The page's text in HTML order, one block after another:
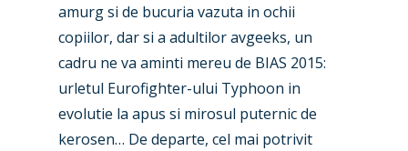
amurg si de bucuria vazuta in ochii
copiilor, dar si a adultilor avgeeks, un
cadru ne va aminti mereu de BIAS 2015:
urletul Eurofighter-ului Typhoon in
evolutie la apus si mirosul puternic de
kerosen… De departe, cel mai potrivit
Paris 2019
Contact